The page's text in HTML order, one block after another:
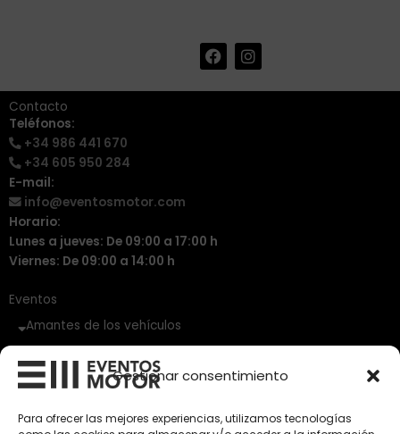
Gestionar consentimiento
Para ofrecer las mejores experiencias, utilizamos tecnologías
F
a
e
I
n
t
Contacto
Teléfonos:
+34 986 441 670
+34 605 950 284
E-mail:
info@eventosmotor.com
Horario:
Lunes a jueves: De 09:00 a 17:00 h
Viernes: De 09:00 a 14:00 h
Eventos
Amantes de los vehículos
Vehículos Clásicos